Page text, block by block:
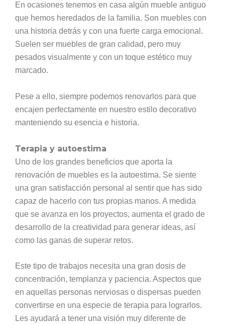
En ocasiones tenemos en casa algún mueble antiguo
que hemos heredados de la familia. Son muebles con
una historia detrás y con una fuerte carga emocional.
Suelen ser muebles de gran calidad, pero muy
pesados visualmente y con un toque estético muy
marcado.
Pese a ello, siempre podemos renovarlos para que
encajen perfectamente en nuestro estilo decorativo
manteniendo su esencia e historia.
Terapia y autoestima
Uno de los grandes beneficios que aporta la
renovación de muebles es la autoestima. Se siente
una gran satisfacción personal al sentir que has sido
capaz de hacerlo con tus propias manos. A medida
que se avanza en los proyectos, aumenta el grado de
desarrollo de la creatividad para generar ideas, así
como las ganas de superar retos.
Este tipo de trabajos necesita una gran dosis de
concentración, templanza y paciencia. Aspectos que
en aquellas personas nerviosas o dispersas pueden
convertirse en una especie de terapia para lograrlos.
Les ayudará a tener una visión muy diferente de